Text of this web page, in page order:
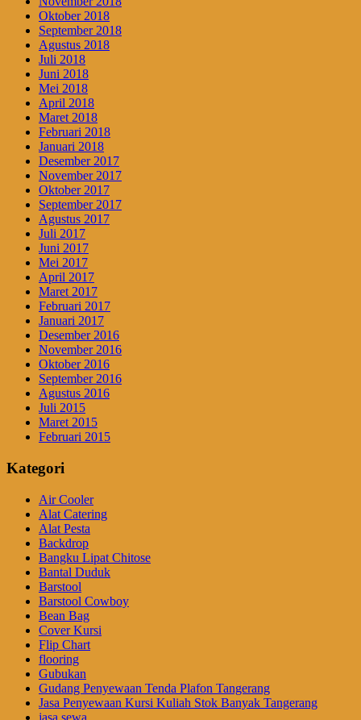
Oktober 2018
September 2018
Agustus 2018
Juli 2018
Juni 2018
Mei 2018
April 2018
Maret 2018
Februari 2018
Januari 2018
Desember 2017
November 2017
Oktober 2017
September 2017
Agustus 2017
Juli 2017
Juni 2017
Mei 2017
April 2017
Maret 2017
Februari 2017
Januari 2017
Desember 2016
November 2016
Oktober 2016
September 2016
Agustus 2016
Juli 2015
Maret 2015
Februari 2015
Kategori
Air Cooler
Alat Catering
Alat Pesta
Backdrop
Bangku Lipat Chitose
Bantal Duduk
Barstool
Barstool Cowboy
Bean Bag
Cover Kursi
Flip Chart
flooring
Gubukan
Gudang Penyewaan Tenda Plafon Tangerang
Jasa Penyewaan Kursi Kuliah Stok Banyak Tangerang
jasa sewa